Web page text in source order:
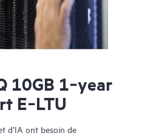
10GB 1‑year
E‑LTU
d’IA ont besoin de